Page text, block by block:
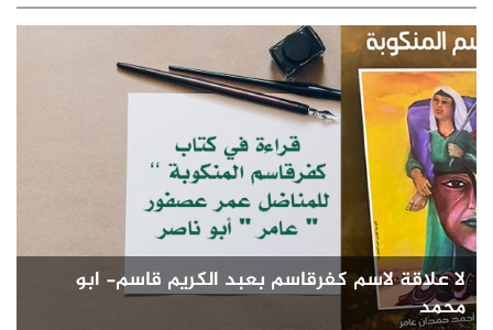
لا علاقة لاسم كفرقاسم بعبد الكريم قاسم- ابو
محمد